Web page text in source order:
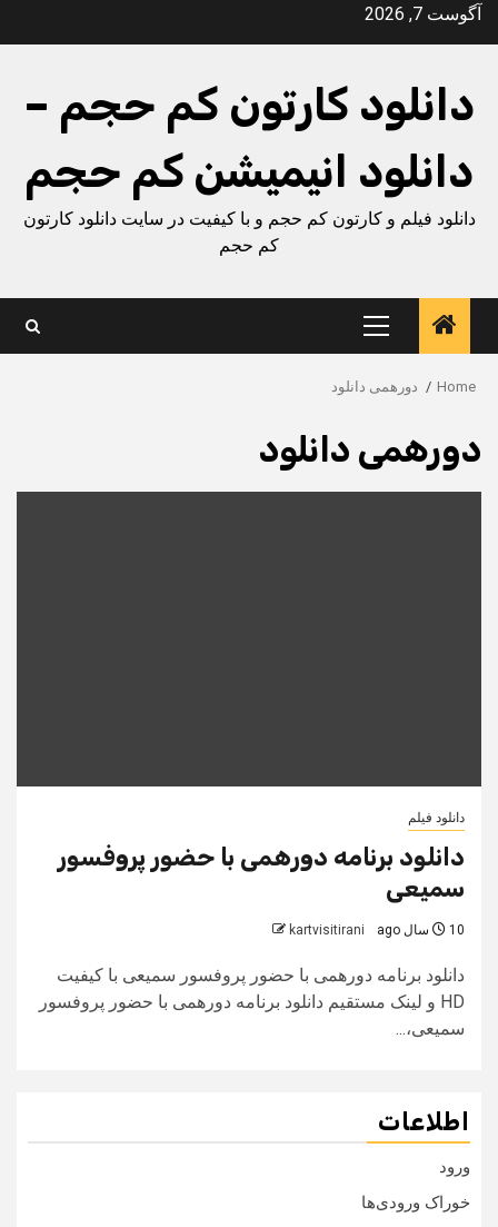
Skipآگوست 7, 2026
دانلود کارتون کم حجم –
دانلود انیمیشن کم حجم
دانلود فیلم و کارتون کم حجم و با کیفیت در سایت دانلود کارتون
کم حجم
Primary
Menu
Home دورهمی دانلود
دورهمی دانلود
دانلود فیلم
دانلود برنامه دورهمی با حضور پروفسور
سميعی
10 سال ago kartvisitirani
دانلود برنامه دورهمی با حضور پروفسور سميعی با کیفیت
HD و لینک مستقیم دانلود برنامه دورهمی با حضور پروفسور
سميعی،...
اطلاعات
ورود
خوراک ورودی‌ها